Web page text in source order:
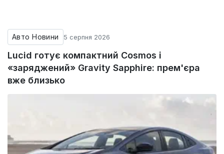
Авто Новини 5 серпня 2026
Lucid готує компактний Cosmos і
«заряджений» Gravity Sapphire: прем'єра
вже близько